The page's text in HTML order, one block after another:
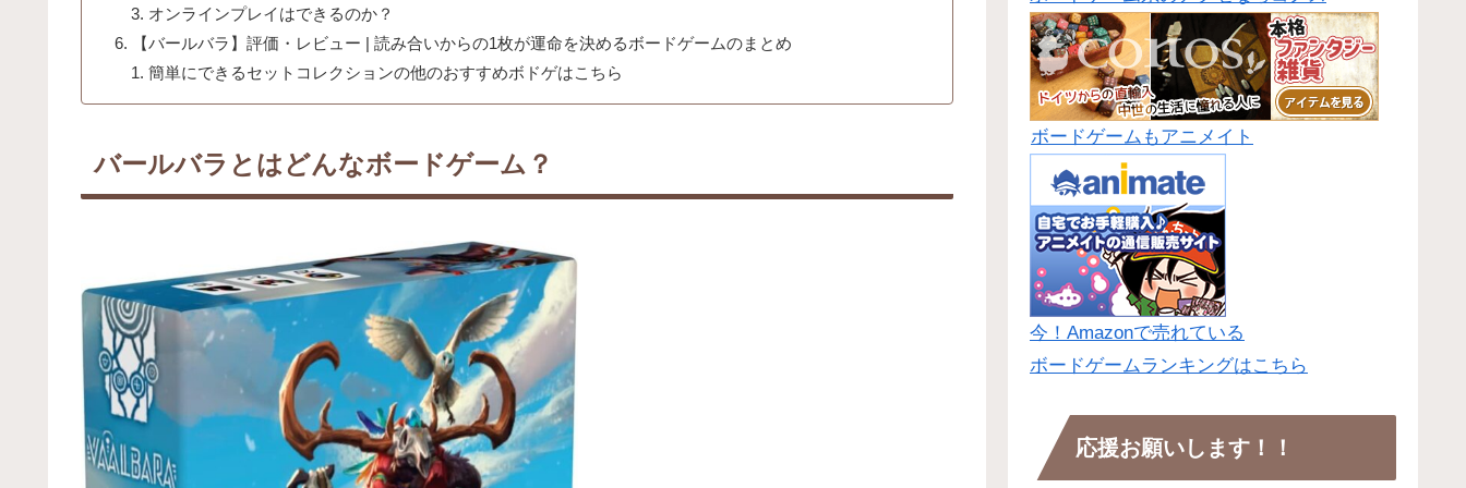
オンラインプレイはできるのか？
【バールバラ】評価・レビュー | 読み合いからの1枚が運命を決めるボードゲームのまとめ
簡単にできるセットコレクションの他のおすすめボドゲはこちら
バールバラとはどんなボードゲーム？
ボードゲームもアニメイト
今！Amazonで売れている
ボードゲームランキングはこちら
応援お願いします！！